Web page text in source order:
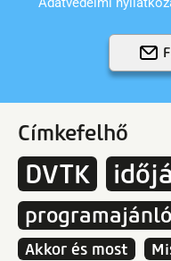
Címkefelhő
DVTK
programajánló
Akkor és most